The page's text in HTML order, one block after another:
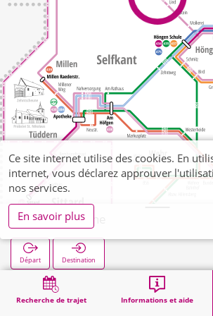
Recherche de trajet Informations et aide
Havert Kirche
Départ Destination
Démarrage Recherche
Ce site internet utilise des cookies. En
internet, vous déclarez approuver
nos services.
En savoir plus